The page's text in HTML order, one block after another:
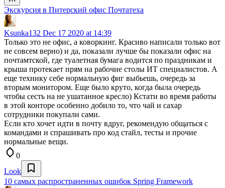
Экскурсия в Питерский офис Почтатеха
Ksunka132 Dec 17 2020 at 14:39
Только это не офис, а коворкинг. Красиво написали только вот
не совсем верно) и да, показали лучше бы показали офис на
почтамтской, где туалетная бумага водится по праздникам и
крыша протекает прям на рабочие столы ИТ специалистов. А
еще технику себе нормальную фиг выбьешь, очередь за
вторым монитором. Еще было круто, когда была очередь
чтобы сесть на не ушатанное кресло) Кстати во время работы
в этой конторе особенно добило то, что чай и сахар
сотрудники покупали сами.
Если кто хочет идти в почту вдруг, рекомендую общаться с
командами и спрашивать про код стайл, тесты и прочие
нормальные вещи.
0
Look
10 самых распространенных ошибок Spring Framework